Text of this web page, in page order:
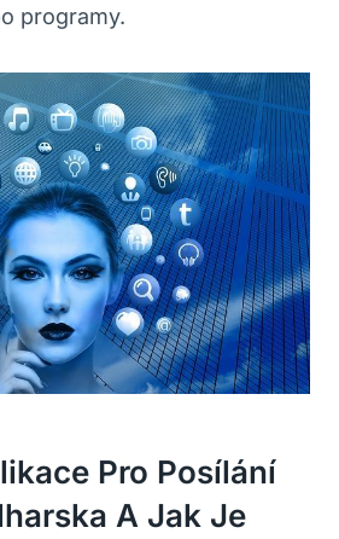
programy.
Pro Posílání
‌a ⁢jak‍ Je